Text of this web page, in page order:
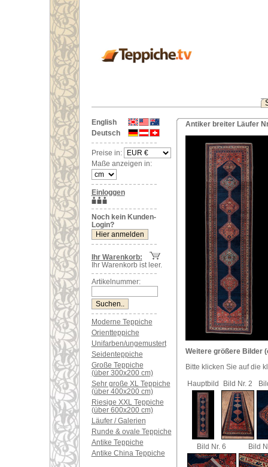
English
Deutsch
Preise in:
Maße anzeigen in:
Einloggen
Noch kein Kunden-
Login?
Ihr Warenkorb:
Ihr Warenkorb ist leer.
Artikelnummer:
Moderne Teppiche
Orientteppiche
Unifarben/ungemustert
Seidenteppiche
Große Teppiche
(über 300x200 cm)
Sehr große XL Teppiche
(über 400x200 cm)
Riesige XXL Teppiche
(über 600x200 cm)
Läufer / Galerien
Runde & ovale Teppiche
Antike Teppiche
Antike China Teppiche
Antiker breiter Läufer
Weitere größere Bilder
Bitte klicken Sie auf die
Hauptbild
Bild Nr. 2
Bild Nr. 6 Bild